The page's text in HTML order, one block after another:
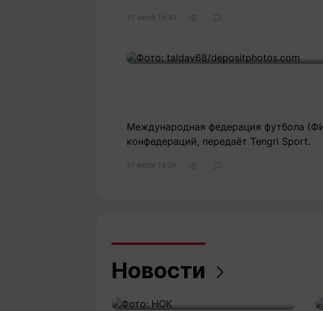
31 июля 16:43
Международная федерация футбола
конфедераций, передаёт Tengri Sport.
31 июля 14:39
Новости